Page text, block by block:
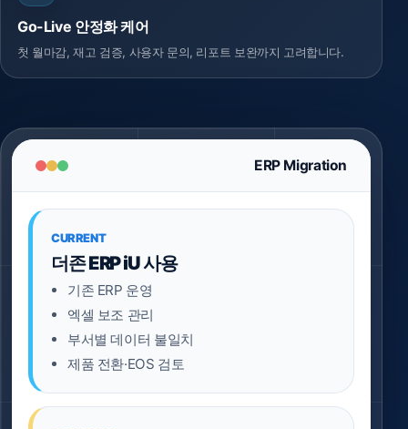
Go-Live 안정화 케어
첫 월마감, 재고 검증, 사용자 문의, 리포트 보완까지 고려합니다.
ERP Migration
CURRENT
더존 ERP iU 사용
기존 ERP 운영
엑셀 보조 관리
부서별 데이터 불일치
제품 전환·EOS 검토